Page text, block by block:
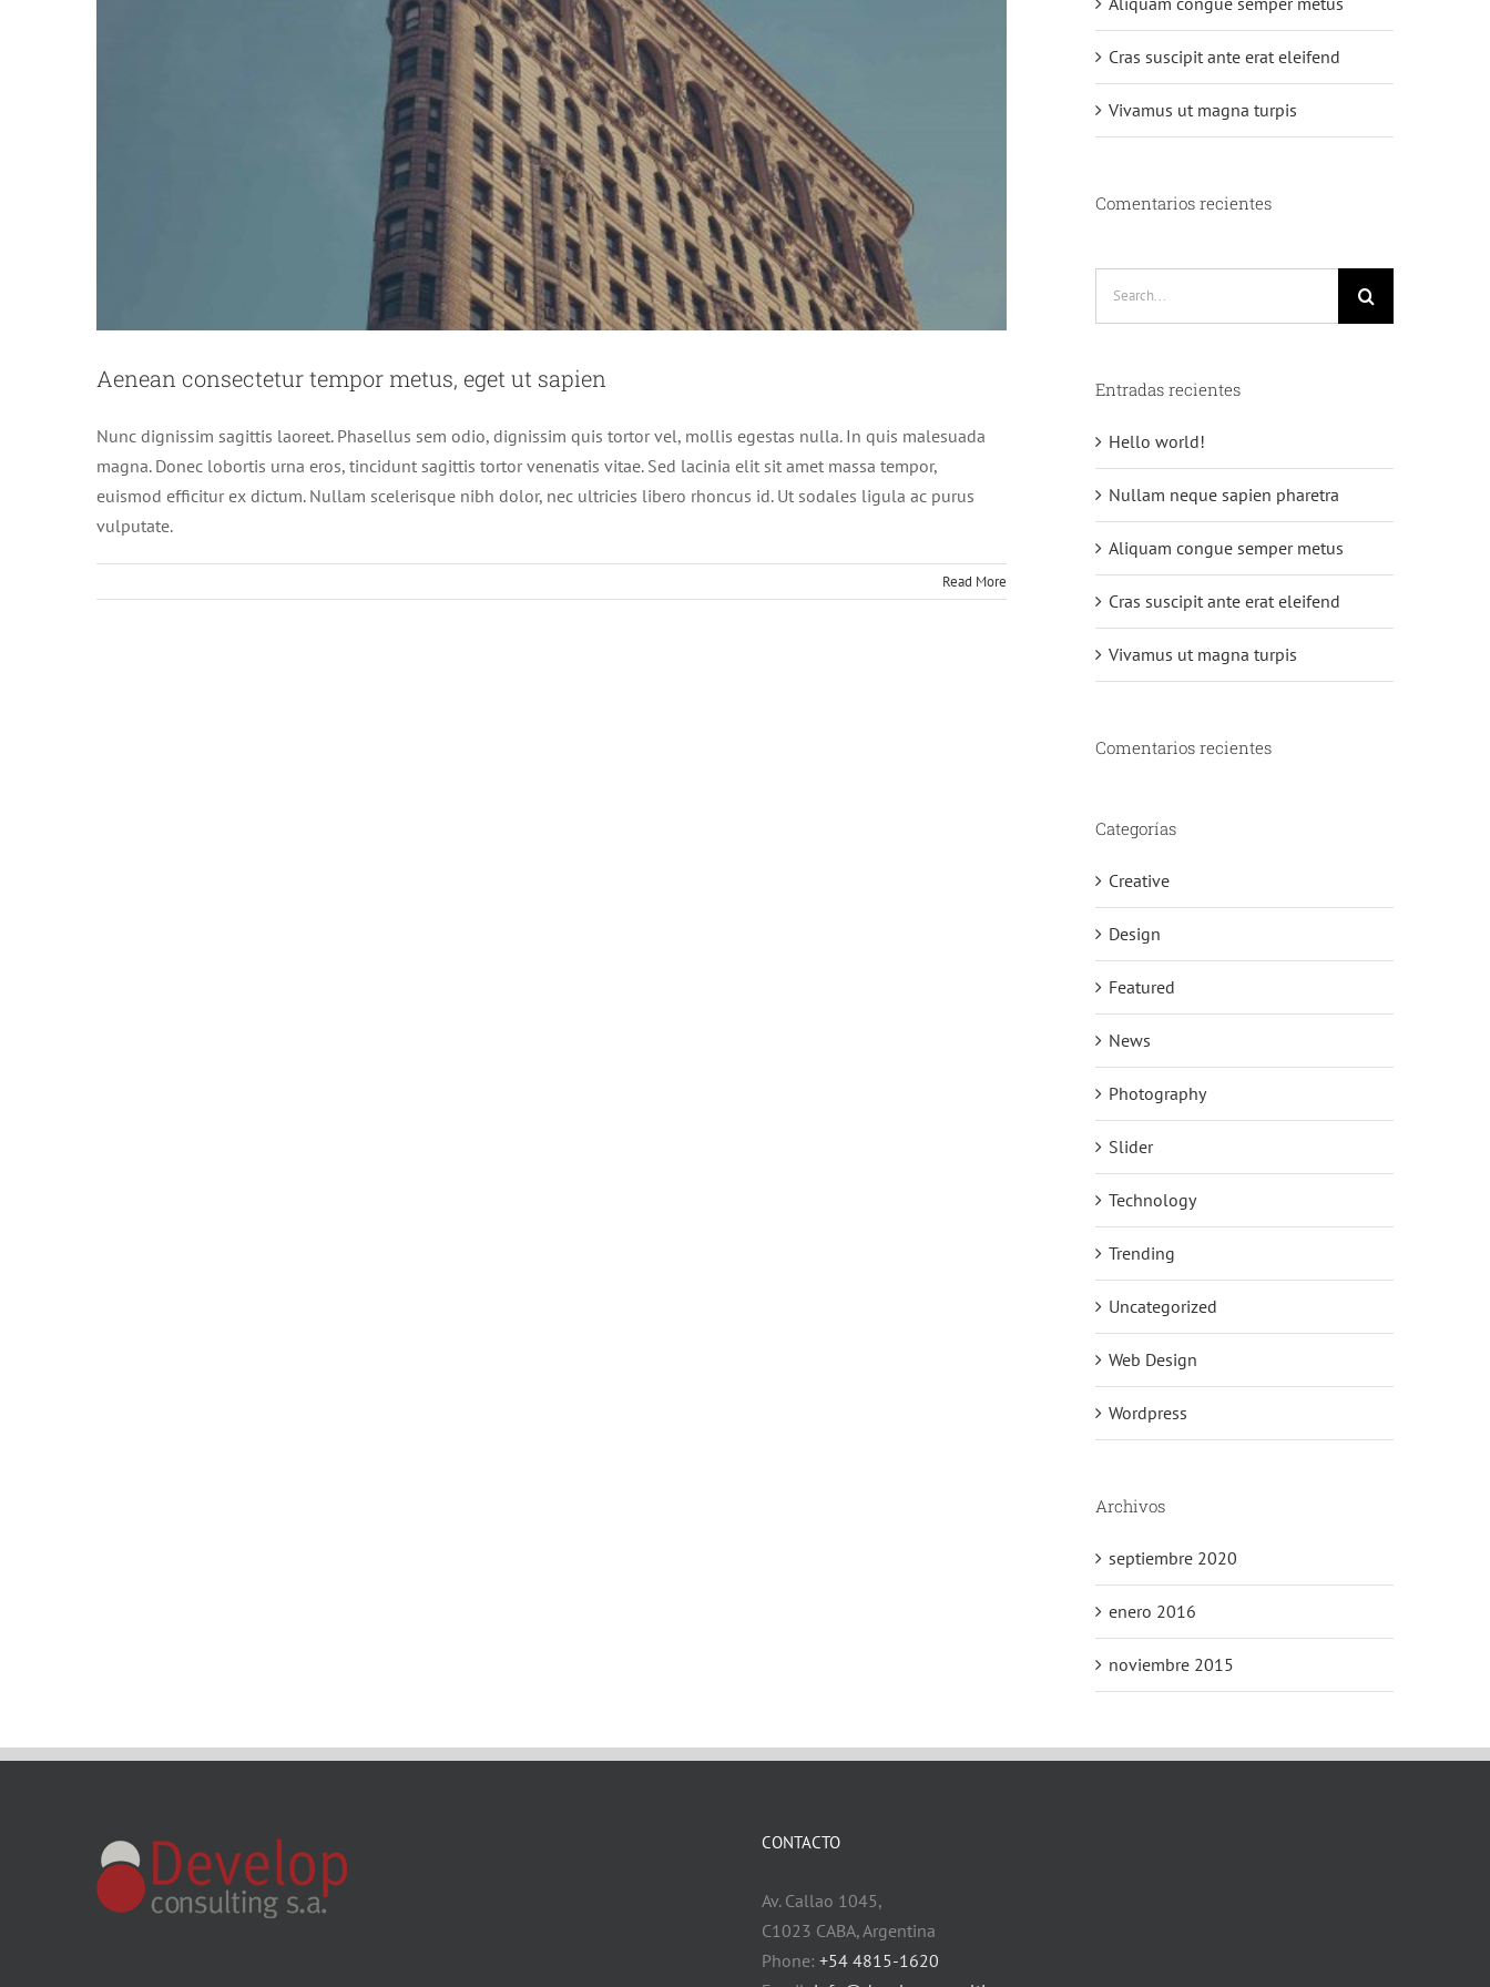
Aenean consectetur tempor metus, eget ut sapien
Nunc dignissim sagittis laoreet. Phasellus sem odio, dignissim quis tortor vel, mollis egestas nulla. In quis malesuada
magna. Donec lobortis urna eros, tincidunt sagittis tortor venenatis vitae. Sed lacinia elit sit amet massa tempor,
euismod efficitur ex dictum. Nullam scelerisque nibh dolor, nec ultricies libero rhoncus id. Ut sodales ligula ac purus
vulputate.
Read More
Cras suscipit ante erat eleifend
Vivamus ut magna turpis
Comentarios recientes
Entradas recientes
Hello world!
Nullam neque sapien pharetra
Aliquam congue semper metus
Cras suscipit ante erat eleifend
Vivamus ut magna turpis
Comentarios recientes
Categorías
Creative
Design
Featured
News
Photography
Slider
Technology
Trending
Uncategorized
Web Design
Wordpress
Archivos
septiembre 2020
enero 2016
noviembre 2015
CONTACTO
Av. Callao 1045,
C1023 CABA, Argentina
Phone: +54 4815-1620